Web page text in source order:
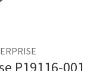
P19116-001